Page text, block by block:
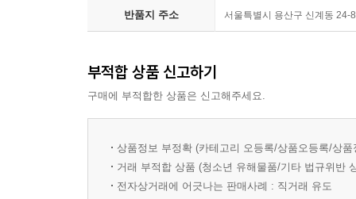
반품지 주소 서울특별시 용산구 신계동 24-
부적합 상품 신고하기
구매에 부적합한 상품은 신고해주세요.
상품정보 부정확 (카테고리 오등록/상품오등록/상
거래 부적합 상품 (청소년 유해물품/기타 법규위반
전자상거래에 어긋나는 판매사례 : 직거래 유도